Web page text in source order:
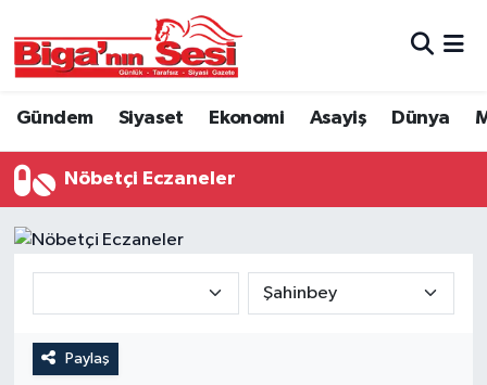
Gündem Siyaset Ekonomi Asayiş Dünya
Nöbetçi Eczaneler
Paylaş
Asayiş
Belde ve Köyler
Belediye
Eğitim
Çanakkale Hava Durumu
Süper Lig Puan Durumu ve Fikstür
Tüm Manşetler
Haber Arşivi